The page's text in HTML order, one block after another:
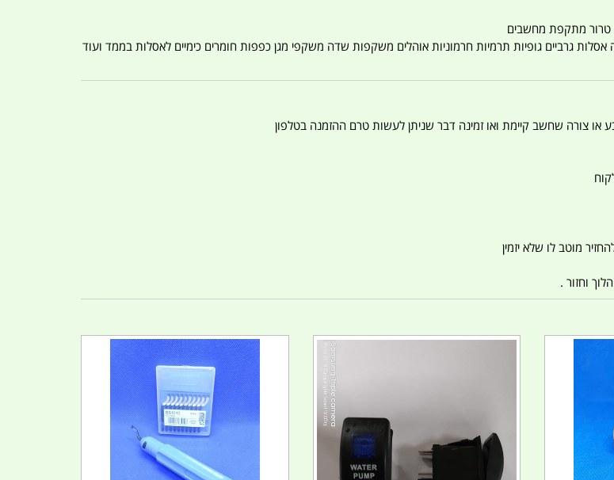
גרביים גופיות תרמיות חרמוניות אוהלים משקפות שדה משקפי מגן כפפות חומרים כימיים לאסלות בממד ועוד
או צורה שחשב קיימת ואו זמינה דבר שניתן לעשות טרם ההזמנה בטלפון
מוטב לו שלא יזמין
וחזור .